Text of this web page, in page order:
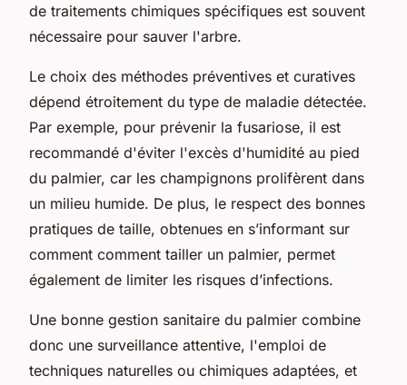
de traitements chimiques spécifiques est souvent
nécessaire pour sauver l'arbre.
Le choix des méthodes préventives et curatives
dépend étroitement du type de maladie détectée.
Par exemple, pour prévenir la fusariose, il est
recommandé d'éviter l'excès d'humidité au pied
du palmier, car les champignons prolifèrent dans
un milieu humide. De plus, le respect des bonnes
pratiques de taille, obtenues en s’informant sur
comment comment tailler un palmier, permet
également de limiter les risques d’infections.
Une bonne gestion sanitaire du palmier combine
donc une surveillance attentive, l'emploi de
techniques naturelles ou chimiques adaptées, et